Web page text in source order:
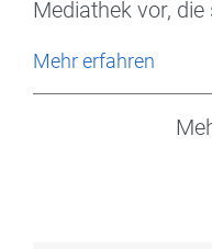
Mediathek vor,
Mehr erfahren